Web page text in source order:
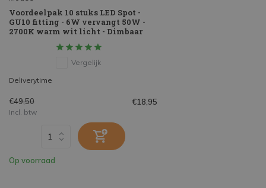
Voordeelpak 10 stuks LED Spot -
GU10 fitting - 6W vervangt 50W -
2700K warm wit licht - Dimbaar
Vergelijk
Deliverytime
€49,50 €18,95
Incl. btw
Op voorraad